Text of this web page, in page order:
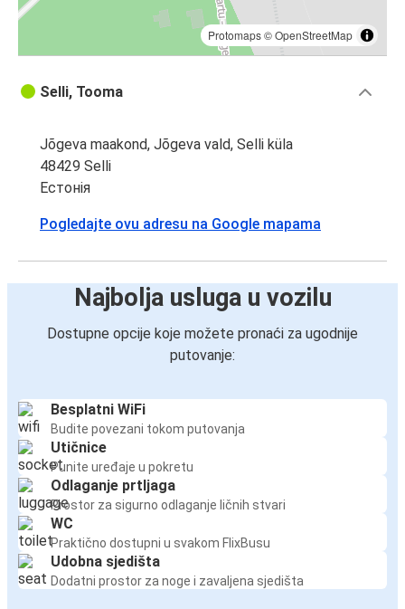
Protomaps©OpenStreetMap
Selli, Tooma
Jõgeva maakond, Jõgeva vald, Selli küla
48429 Selli
Естонія
Pogledajte ovu adresu na Google mapama
Najbolja usluga u vozilu
Dostupne opcije koje možete pronaći za ugodnije
putovanje:
Besplatni WiFi
Budite povezani tokom putovanja
Utičnice
Punite uređaje u pokretu
Odlaganje prtljaga
Prostor za sigurno odlaganje ličnih stvari
WC
Praktično dostupni u svakom FlixBusu
Udobna sjedišta
Dodatni prostor za noge i zavaljena sjedišta